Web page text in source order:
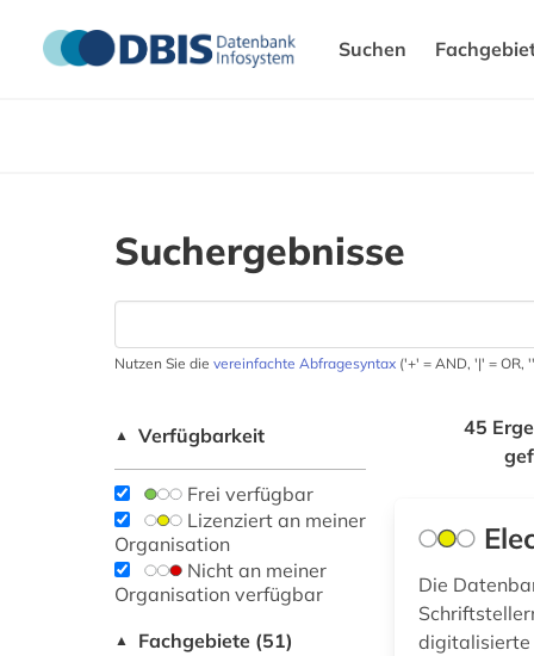
Suchen
Suchergebnisse
Nutzen Sie die vereinfachte Abfragesyntax ('+' = AND, '|' = OR,
▲ Verfügbarkeit
Frei verfügbar
Lizenziert an meiner
Organisation
Nicht an meiner
Organisation verfügbar
▲ Fachgebiete (51)
45
Die
digitalisierte